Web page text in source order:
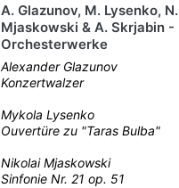
A. Glazunov, M. Lysenko, N.
Mjaskowski & A. Skrjabin -
Orchesterwerke
Alexander Glazunov
Konzertwalzer
Mykola Lysenko
Ouvertüre zu "Taras Bulba"
Nikolai Mjaskowski
Sinfonie Nr. 21 op. 51